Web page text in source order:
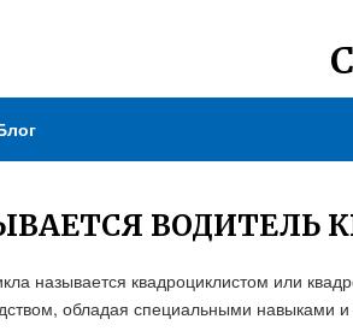
ВОДИТЕЛЬ
называется квадроциклистом или
обладая специальными навыками